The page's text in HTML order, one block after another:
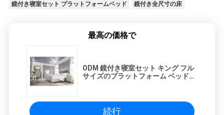
鏡付き寝室セット プラットフォームベッド
鏡付き全尺寸の床
最高の価格で
ODM 鏡付き寝室セット キング フル
サイズのプラットフォーム ベッドホ
続行